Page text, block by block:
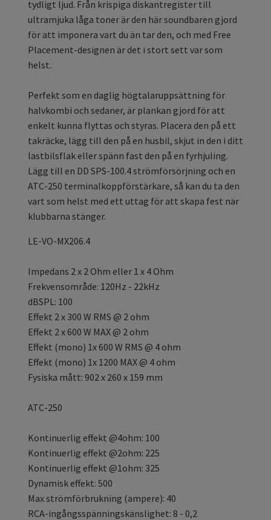
tydligt ljud. Från krispiga diskantregister till
ultramjuka låga toner är den här soundbaren gjord
för att imponera vart du än tar den, och med Free
Placement-designen är det i stort sett var som
helst.
Perfekt som en daglig högtalaruppsättning för
halvkombi och sedaner, är plankan gjord för att
enkelt kunna flyttas och styras. Placera den på ett
takräcke, lägg till den på en husbil, skjut in den i ditt
lastbilsflak eller spänn fast den på en fyrhjuling.
Lägg till en DD SPS-100.4 strömförsörjning och en
ATC-250 terminalkoppförstärkare, så kan du ta den
vart som helst med ett uttag för att skapa fest när
klubbarna stänger.
LE-VO-MX206.4
Impedans 2 x 2 Ohm eller 1 x 4 Ohm
Frekvensområde: 120Hz - 22kHz
dBSPL: 100
Effekt 2 x 300 W RMS @ 2 ohm
Effekt 2 x 600 W MAX @ 2 ohm
Effekt (mono) 1x 600 W RMS @ 4 ohm
Effekt (mono) 1x 1200 MAX @ 4 ohm
Fysiska mått: 902 x 260 x 159 mm
ATC-250
Kontinuerlig effekt @4ohm: 100
Kontinuerlig effekt @2ohm: 225
Kontinuerlig effekt @1ohm: 325
Dynamisk effekt: 500
Max strömförbrukning (ampere): 40
RCA-ingångsspänningskänslighet: 8 - 0,2